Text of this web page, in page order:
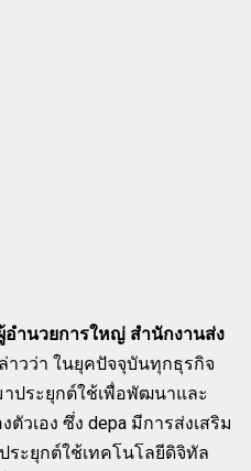
นวยการใหญ่ สำนักงานส่ง
าวว่า ในยุคปัจจุบันทุกธุรกิจ
ประยุกต์ใช้เพื่อพัฒนาและ
วเอง ซึ่ง depa มีการส่งเสริม
ะยุกต์ใช้เทคโนโลยีดิจิทัล